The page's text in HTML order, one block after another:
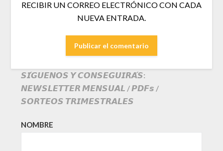
RECIBIR UN CORREO ELECTRÓNICO CON CADA
NUEVA ENTRADA.
𝙎𝙄́𝙂𝙐𝙀𝙉𝙊𝙎 𝙔 𝘾𝙊𝙉𝙎𝙀𝙂𝙐𝙄𝙍𝘼́𝙎:
𝙉𝙀𝙒𝙎𝙇𝙀𝙏𝙏𝙀𝙍 𝙈𝙀𝙉𝙎𝙐𝘼𝙇 / 𝙋𝘿𝙁𝙨 /
𝙎𝙊𝙍𝙏𝙀𝙊𝙎 𝙏𝙍𝙄𝙈𝙀𝙎𝙏𝙍𝘼𝙇𝙀𝙎
NOMBRE